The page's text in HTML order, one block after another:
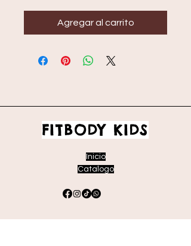
Agregar al carrito
FITBODY KIDS
Inicio
Catalogo